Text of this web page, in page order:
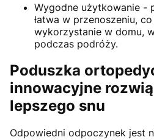
Wygodne użytkowanie -
łatwa w przenoszeniu,
wykorzystanie w domu,
podczas podróży.
Poduszka
innowacyjne
lepszego snu
Odpowiedni odpoczynek jest